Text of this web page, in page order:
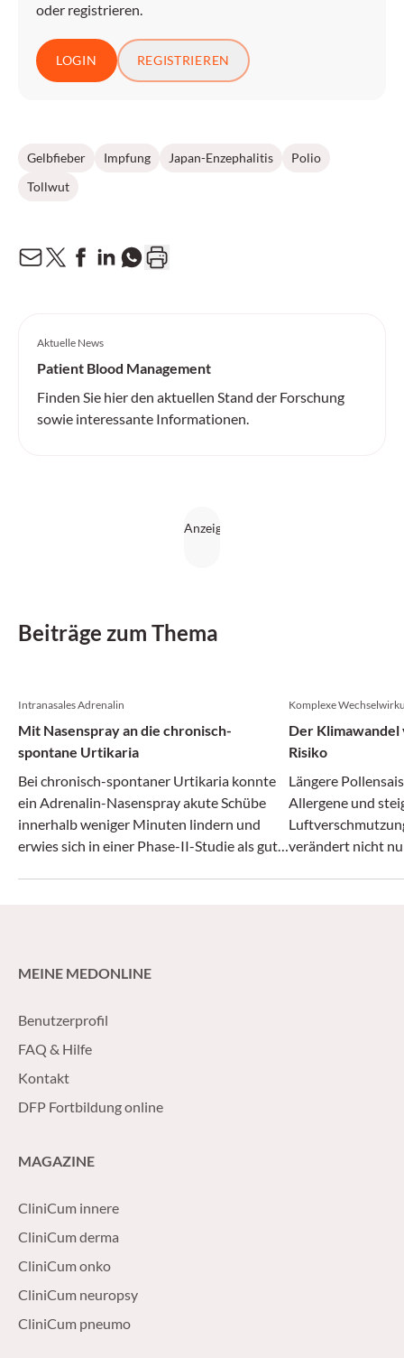
oder registrieren.
LOGIN REGISTRIEREN
Gelbfieber Impfung Japan-Enzephalitis
Polio
Tollwut
Aktuelle News
Patient Blood Management
Finden Sie hier den aktuellen Stand der Forschung
sowie interessante Informationen.
Beiträge zum Thema
Intranasales Adrenalin
Mit Nasenspray an die chronisch-
spontane Urtikaria
Bei chronisch-spontaner Urtikaria konnte
ein Adrenalin-Nasenspray akute Schübe
innerhalb weniger Minuten lindern und
erwies sich in einer Phase-II-Studie als gut
Komplexe
Der
Risiko
Längere
Allergene und
verändert nicht
MEINE MEDONLINE
Benutzerprofil
FAQ & Hilfe
Kontakt
DFP Fortbildung online
MAGAZINE
CliniCum innere
CliniCum derma
CliniCum onko
CliniCum neuropsy
CliniCum pneumo